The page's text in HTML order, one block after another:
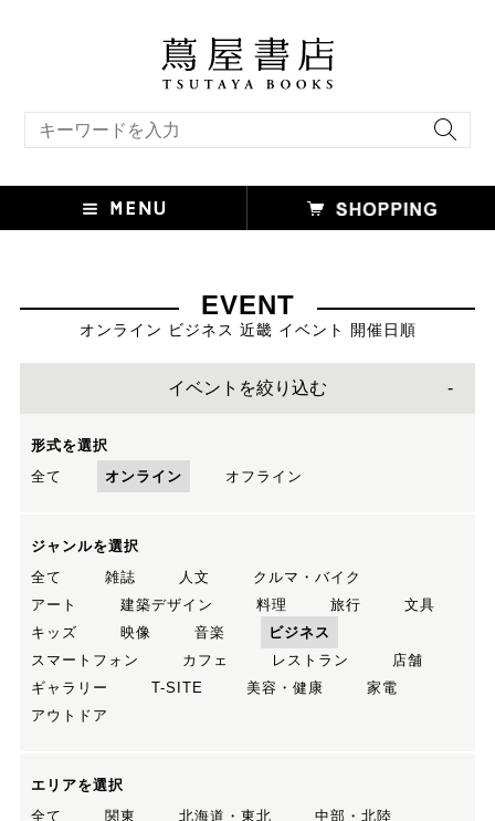
EVENT
オンライン ビジネス 近畿 イベント 開催日順
イベントを絞り込む
形式を選択
全て
オンライン オフライン
ジャンルを選択
全て
雑誌 人文
クルマ・バイク
アート
建築デザイン 料理 旅行
文具
キッズ
映像 音楽
ビジネス
スマートフォン
カフェ レストラン
店舗
ギャラリー
T-SITE 美容・健康
家電
アウトドア
エリアを選択
全て
関東 北海道・東北
中部・北陸